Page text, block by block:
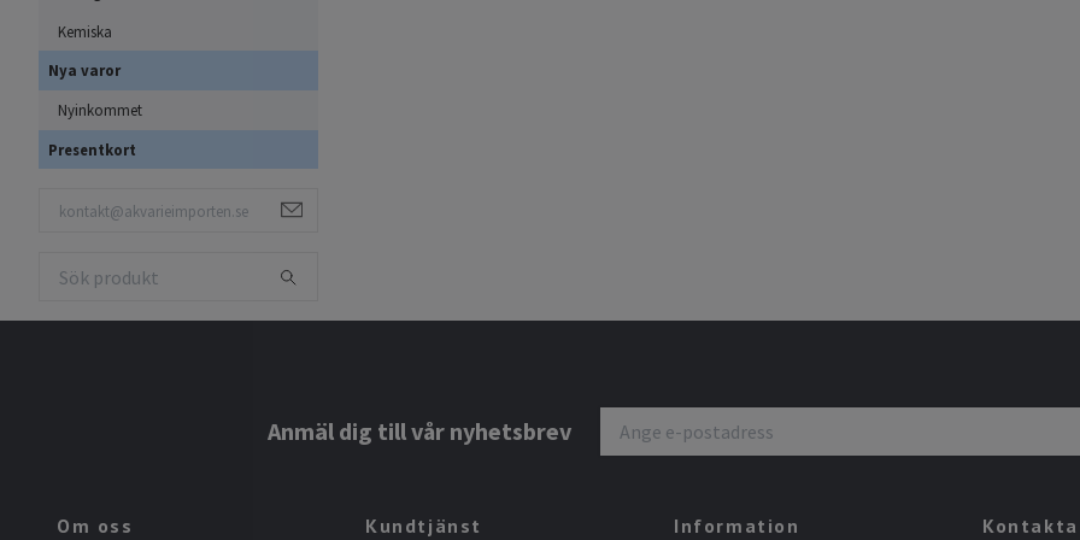
Kemiska
Nya varor
Nyinkommet
Presentkort
Anmäl dig till vår nyhetsbrev
Om oss Kundtjänst Information